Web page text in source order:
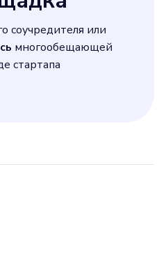
соучредителя или
многообещающей
стартапа